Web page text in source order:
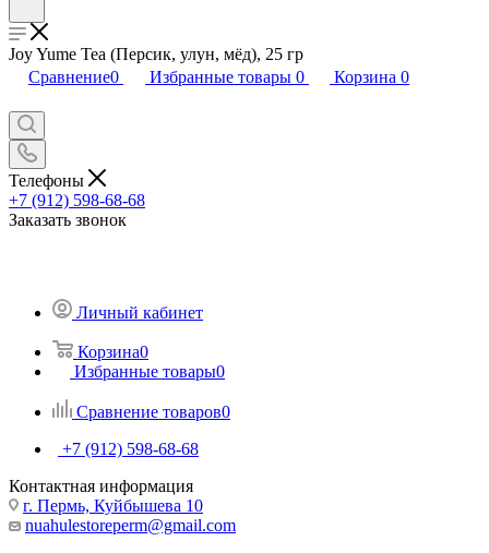
Joy Yume Tea (Персик, улун, мёд), 25 гр
Сравнение0 Избранные товары 0 Корзина 0
Телефоны
+7 (912) 598-68-68
Заказать звонок
Личный кабинет
Корзина0
Избранные товары0
Сравнение товаров0
+7 (912) 598-68-68
Контактная информация
г. Пермь, Куйбышева 10
nuahulestoreperm@gmail.com